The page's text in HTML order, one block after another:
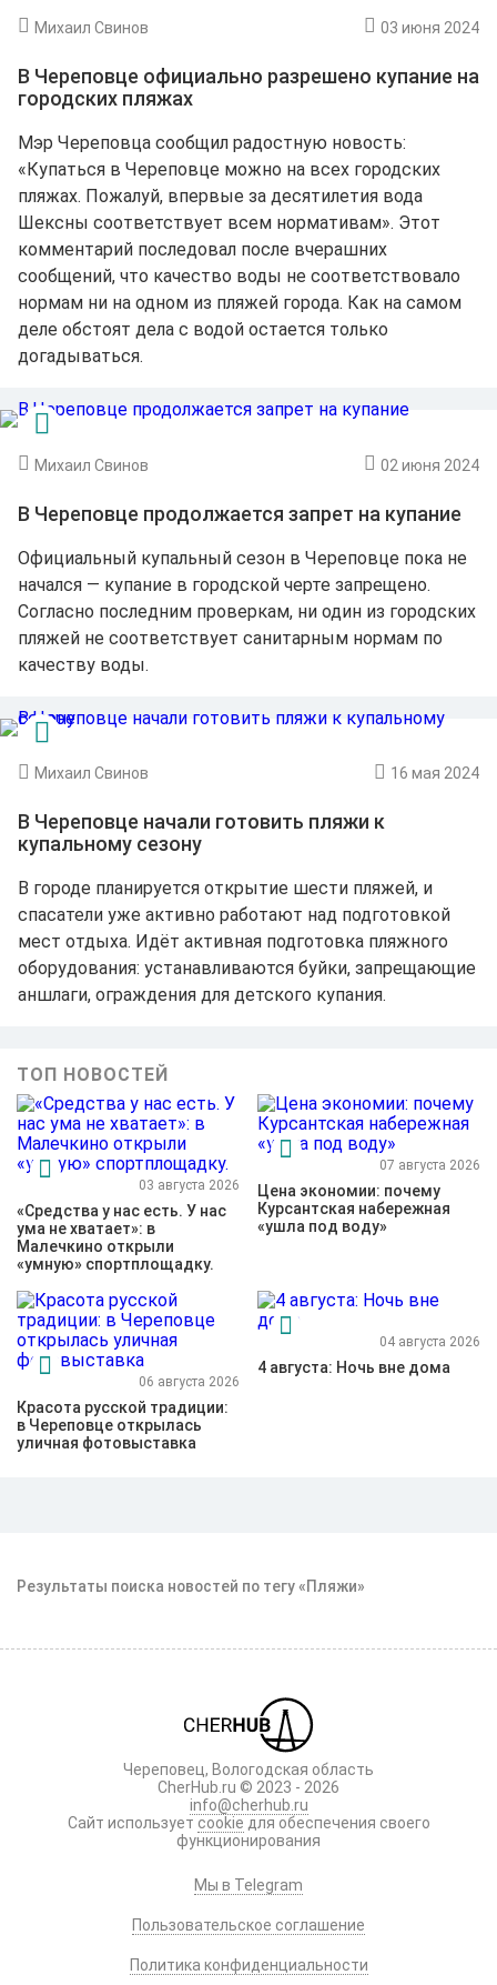
Михаил Свинов 03 июня 2024
В Череповце официально разрешено купание на
городских пляжах
Мэр Череповца сообщил радостную новость:
«Купаться в Череповце можно на всех городских
пляжах. Пожалуй, впервые за десятилетия вода
Шексны соответствует всем нормативам». Этот
комментарий последовал после вчерашних
сообщений, что качество воды не соответствовало
нормам ни на одном из пляжей города. Как на самом
деле обстоят дела с водой остается только
догадываться.
Михаил Свинов 02 июня 2024
В Череповце продолжается запрет на купание
Официальный купальный сезон в Череповце пока не
начался — купание в городской черте запрещено.
Согласно последним проверкам, ни один из городских
пляжей не соответствует санитарным нормам по
качеству воды.
Михаил Свинов 16 мая 2024
В Череповце начали готовить пляжи к
купальному сезону
В городе планируется открытие шести пляжей, и
спасатели уже активно работают над подготовкой
мест отдыха. Идёт активная подготовка пляжного
оборудования: устанавливаются буйки, запрещающие
аншлаги, ограждения для детского купания.
ТОП НОВОСТЕЙ
03 августа 2026
«Средства у нас есть. У нас
ума не хватает»: в
Малечкино открыли
«умную» спортплощадку.
07 августа 2026
Цена экономии: почему
Курсантская набережная
«ушла под воду»
06 августа 2026
Красота русской традиции:
в Череповце открылась
уличная фотовыставка
04 августа 2026
4 августа: Ночь вне дома
Результаты поиска новостей по тегу «Пляжи»
Череповец, Вологодская область
CherHub.ru © 2023 - 2026
info@cherhub.ru
Сайт использует cookie для обеспечения своего
функционирования
Мы в Telegram
Пользовательское соглашение
Политика конфиденциальности